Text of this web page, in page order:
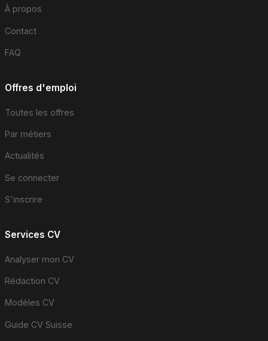
À propos
Contact
FAQ
Offres d'emploi
Toutes les offres
Par métiers
Actualités
Se connecter
S'inscrire
Services CV
Analyser mon CV
Rédaction CV
Modèles CV
Guide CV Suisse